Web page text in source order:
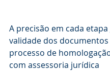
A precisão em cada
validade dos documentos
processo de
com assessoria jurídica